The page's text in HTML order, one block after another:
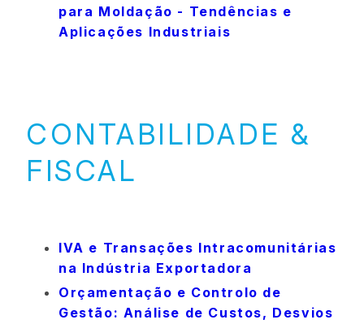
para Moldação - Tendências e
Aplicações Industriais
CONTABILIDADE &
FISCAL
IVA e Transações Intracomunitárias
na Indústria Exportadora
Orçamentação e Controlo de
Gestão: Análise de Custos, Desvios